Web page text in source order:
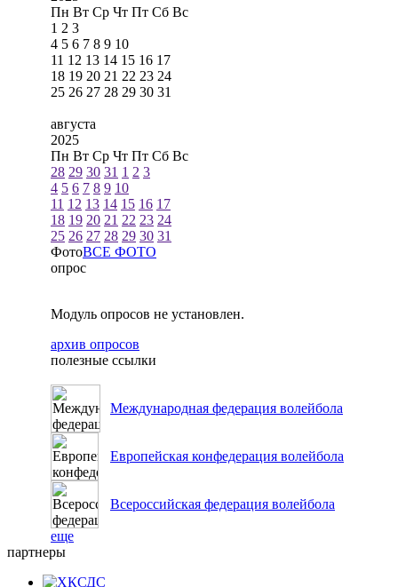
Пн Вт Ср Чт Пт Сб Вс
1 2 3
4 5 6 7 8 9 10
11 12 13 14 15 16 17
18 19 20 21 22 23 24
25 26 27 28 29 30 31
августа
2025
Пн Вт Ср Чт Пт Сб Вс
28 29 30 31 1 2 3
4 5 6 7 8 9 10
11 12 13 14 15 16 17
18 19 20 21 22 23 24
25 26 27 28 29 30 31
ФотоВСЕ ФОТО
опрос
Модуль опросов не установлен.
архив опросов
полезные ссылки
Международная федерация волейбола
Европейская конфедерация волейбола
Всероссийская федерация волейбола
еще
партнеры